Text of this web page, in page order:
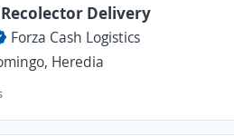
Delivery
Forza Cash Logistics
Heredia